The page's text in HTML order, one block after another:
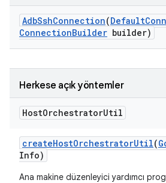
AdbSshConnection(Default
ConnectionBuilder builder)
Herkese açık yöntemler
HostOrchestratorUtil
createHostOrchestratorUtil(
Info)
Ana makine düzenleyici yardımcı